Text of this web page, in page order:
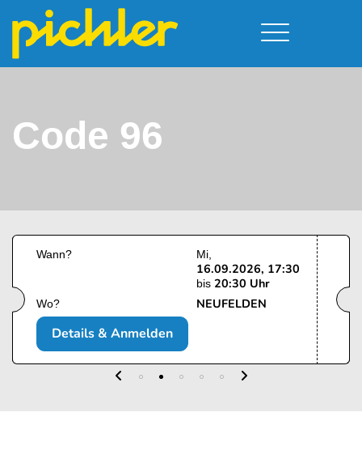
A - Scheine + Code 111
B - Scheine
Kursorte
Neufelden
Service
Kontakt
Code 96
Wann? Mi
16.09.2026, 17:30
bis 20:30 Uhr
Wo? NEUFELDEN
Details & Anmelden